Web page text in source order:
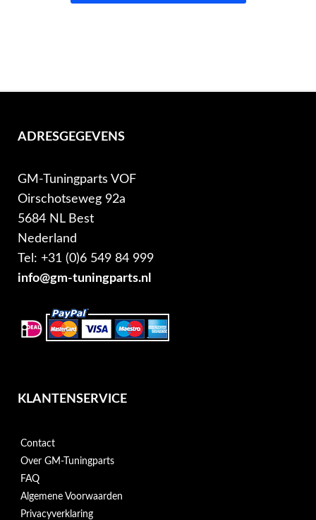
ADRESGEGEVENS
GM-Tuningparts VOF
Oirschotseweg 92a
5684 NL Best
Nederland
Tel: +31 (0)6 549 84 999
info@gm-tuningparts.nl
KLANTENSERVICE
Contact
Over GM-Tuningparts
FAQ
Algemene Voorwaarden
Privacyverklaring